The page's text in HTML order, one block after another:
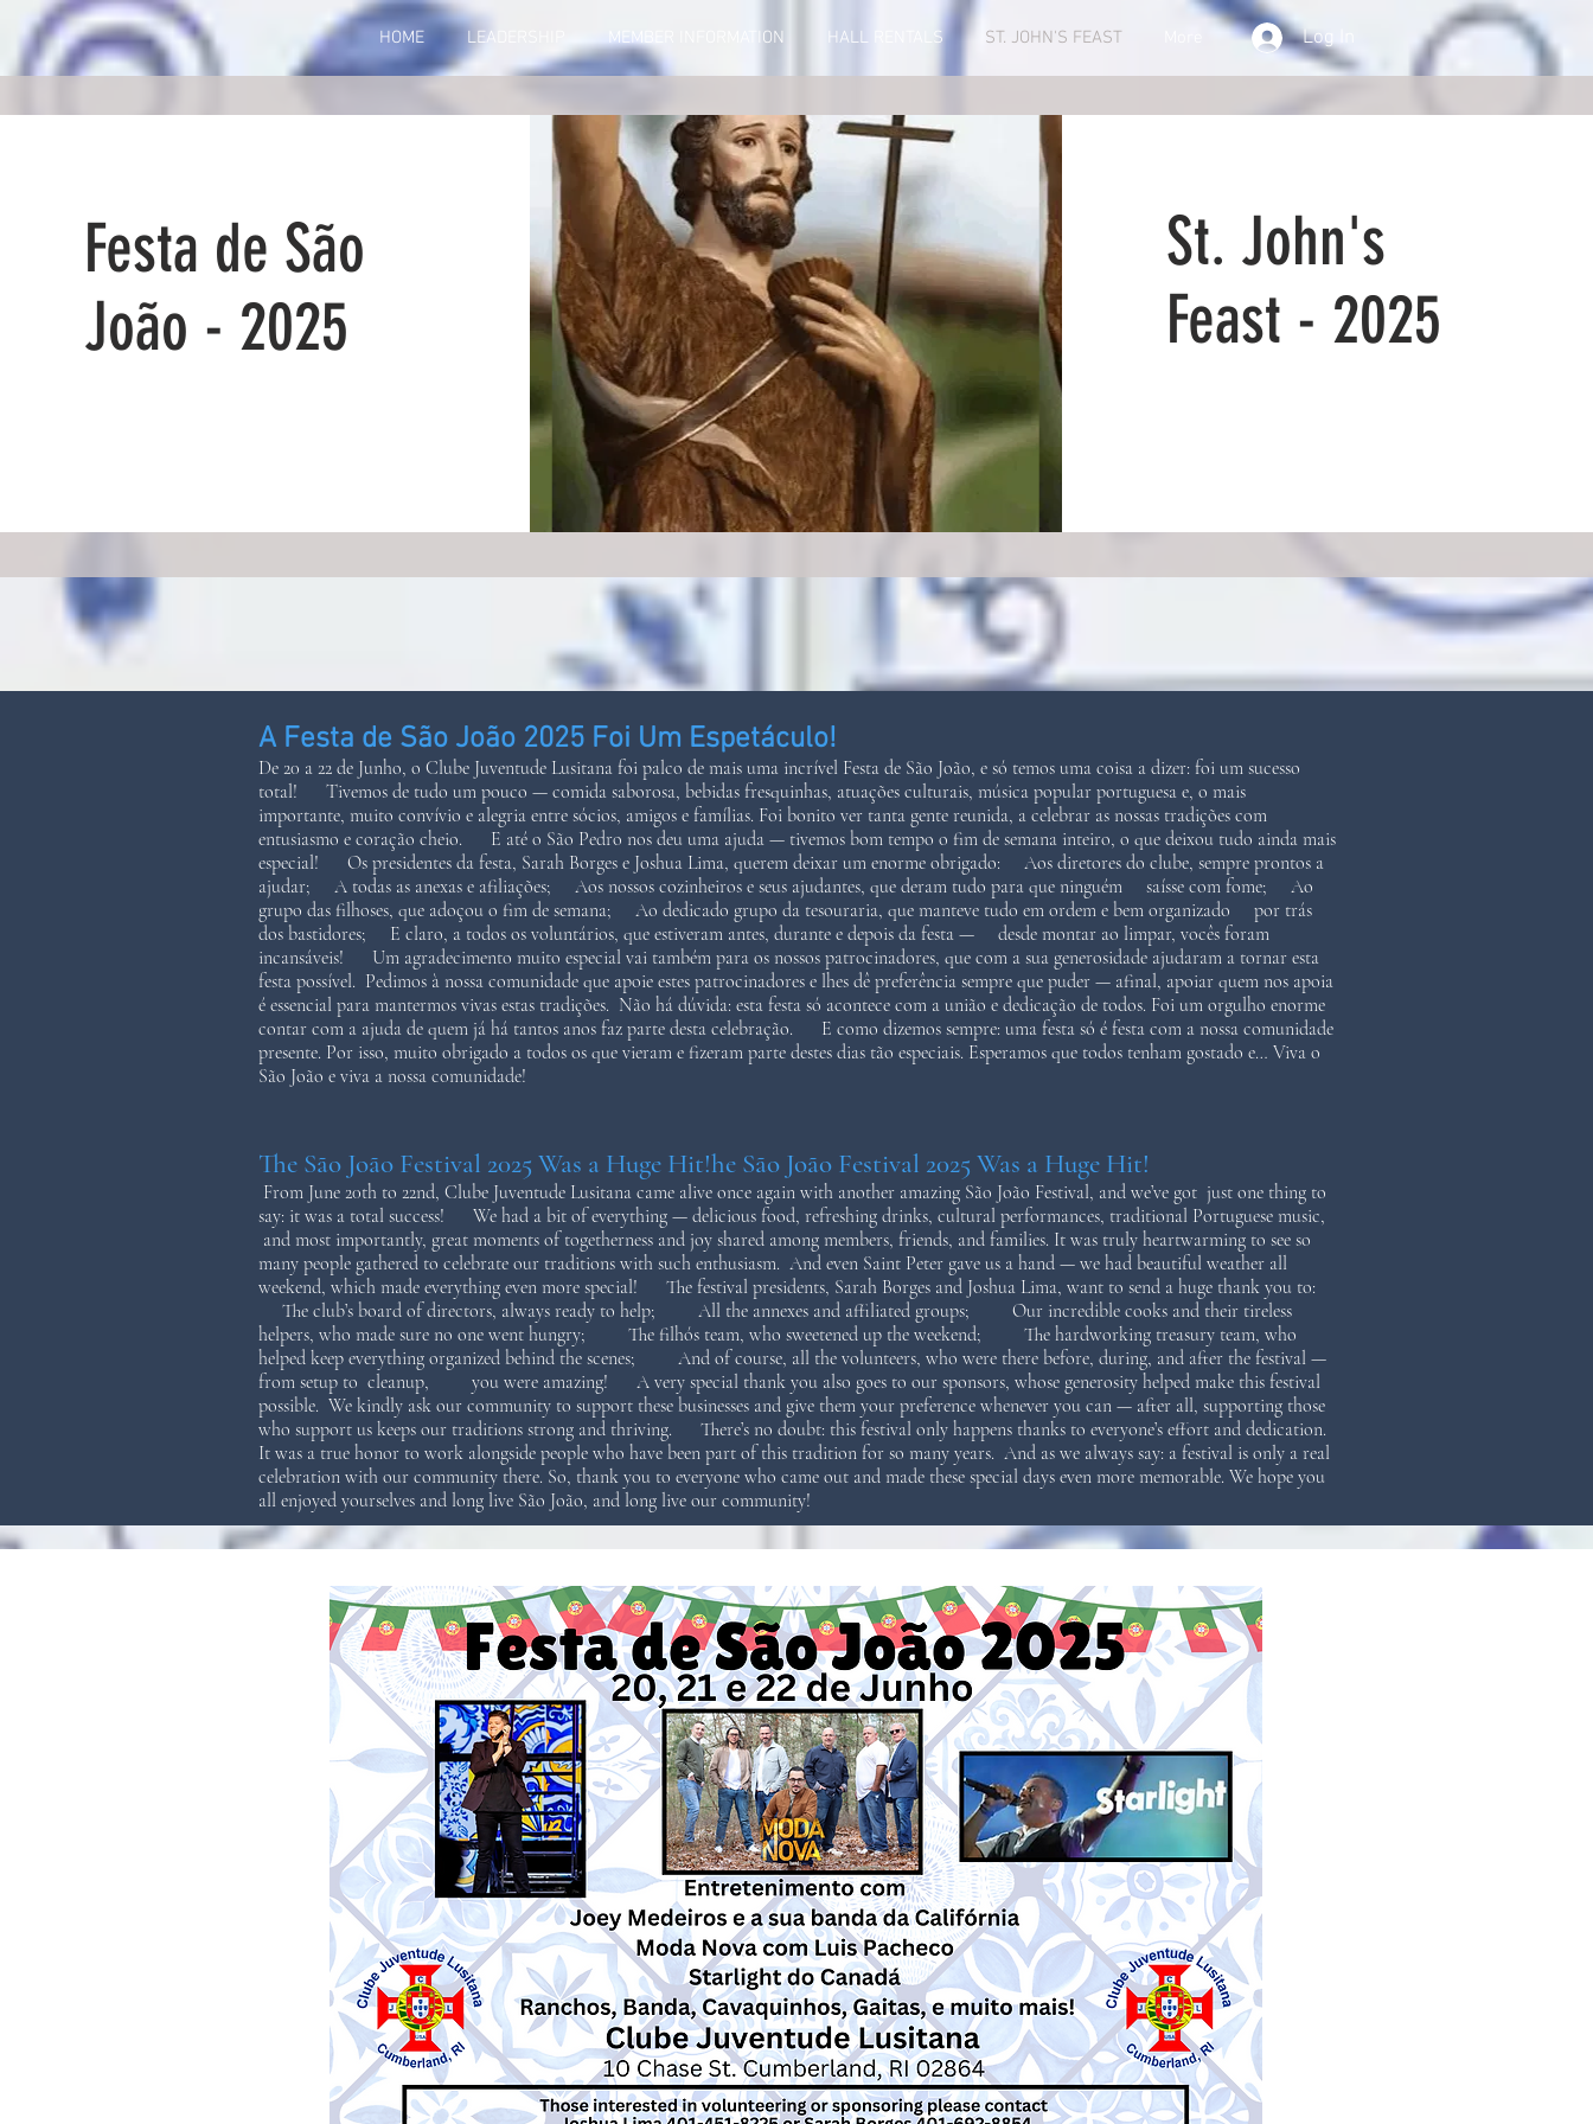
HOME LEADERSHIP MEMBER INFORMATION HALL RENTALS ST. JOHN'S FEAST Log In
Festa de São
João - 2025
St. John's
Feast - 2025
A Festa de São João 2025 Foi Um Espetáculo!
De 20 a 22 de Junho, o Clube Juventude Lusitana foi palco de mais uma incrível Festa de São João, e só temos uma coisa a dizer: foi um sucesso
total! Tivemos de tudo um pouco — comida saborosa, bebidas fresquinhas, atuações culturais, música popular portuguesa e, o mais
importante, muito convívio e alegria entre sócios, amigos e famílias. Foi bonito ver tanta gente reunida, a celebrar as nossas tradições com
entusiasmo e coração cheio. E até o São Pedro nos deu uma ajuda — tivemos bom tempo o fim de semana inteiro, o que deixou tudo ainda mais
especial! Os presidentes da festa, Sarah Borges e Joshua Lima, querem deixar um enorme obrigado: Aos diretores do clube, sempre prontos a
ajudar; A todas as anexas e afiliações; Aos nossos cozinheiros e seus ajudantes, que deram tudo para que ninguém saísse com fome; Ao
grupo das filhoses, que adoçou o fim de semana; Ao dedicado grupo da tesouraria, que manteve tudo em ordem e bem organizado por trás
dos bastidores; E claro, a todos os voluntários, que estiveram antes, durante e depois da festa — desde montar ao limpar, vocês foram
incansáveis! Um agradecimento muito especial vai também para os nossos patrocinadores, que com a sua generosidade ajudaram a tornar esta
festa possível. Pedimos à nossa comunidade que apoie estes patrocinadores e lhes dê preferência sempre que puder — afinal, apoiar quem nos apoia
é essencial para mantermos vivas estas tradições. Não há dúvida: esta festa só acontece com a união e dedicação de todos. Foi um orgulho enorme
contar com a ajuda de quem já há tantos anos faz parte desta celebração. E como dizemos sempre: uma festa só é festa com a nossa comunidade
presente. Por isso, muito obrigado a todos os que vieram e fizeram parte destes dias tão especiais. Esperamos que todos tenham gostado e… Viva o
São João e viva a nossa comunidade!
The São João Festival 2025 Was a Huge Hit!he São João Festival 2025 Was a Huge Hit!
From June 20th to 22nd, Clube Juventude Lusitana came alive once again with another amazing São João Festival, and we’ve got just one thing to
say: it was a total success! We had a bit of everything — delicious food, refreshing drinks, cultural performances, traditional Portuguese music,
and most importantly, great moments of togetherness and joy shared among members, friends, and families. It was truly heartwarming to see so
many people gathered to celebrate our traditions with such enthusiasm. And even Saint Peter gave us a hand — we had beautiful weather all
weekend, which made everything even more special! The festival presidents, Sarah Borges and Joshua Lima, want to send a huge thank you to:
The club’s board of directors, always ready to help; All the annexes and affiliated groups; Our incredible cooks and their tireless
helpers, who made sure no one went hungry; The filhós team, who sweetened up the weekend; The hardworking treasury team, who
helped keep everything organized behind the scenes; And of course, all the volunteers, who were there before, during, and after the festival —
from setup to cleanup, you were amazing! A very special thank you also goes to our sponsors, whose generosity helped make this festival
possible. We kindly ask our community to support these businesses and give them your preference whenever you can — after all, supporting those
who support us keeps our traditions strong and thriving. There’s no doubt: this festival only happens thanks to everyone’s effort and dedication.
It was a true honor to work alongside people who have been part of this tradition for so many years. And as we always say: a festival is only a real
celebration with our community there. So, thank you to everyone who came out and made these special days even more memorable. We hope you
all enjoyed yourselves and long live São João, and long live our community!